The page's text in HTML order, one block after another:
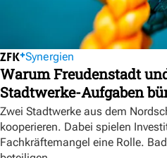
Synergien
Warum Freudenstadt
Stadtwerke-Aufgaben
Zwei Stadtwerke aus dem
kooperieren. Dabei spielen
Fachkräftemangel eine Rolle.